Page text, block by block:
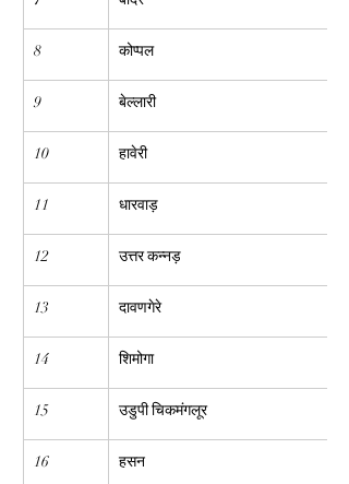
8 कोप्पल
9 बेल्लारी
10 हावेरी
11 धारवाड़
12 उत्तर कन्नड़
13 दावणगेरे
14 शिमोगा
15 उडुपी चिकमंगलूर
16 हसन